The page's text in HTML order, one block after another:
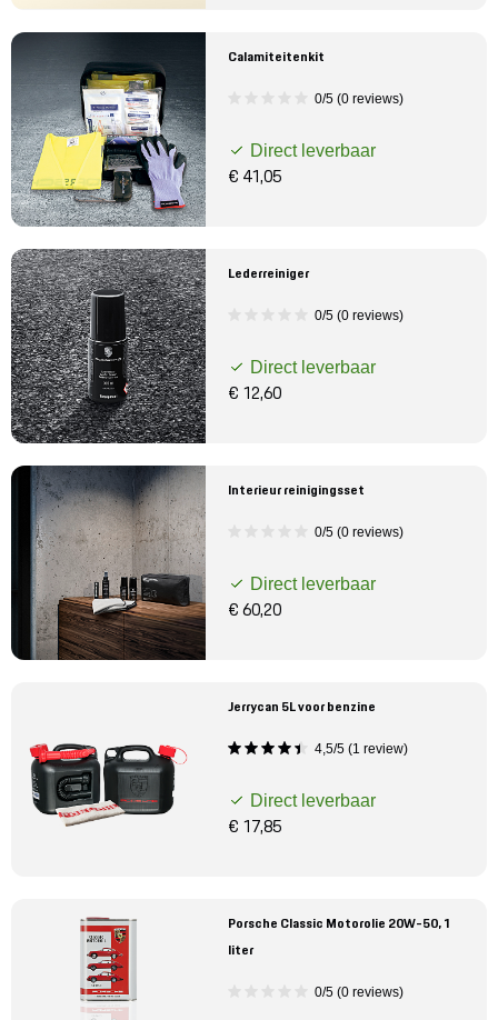
Calamiteitenkit
0/5 (0 reviews)
Direct leverbaar
€ 41,05
Lederreiniger
0/5 (0 reviews)
Direct leverbaar
€ 12,60
Interieur reinigingsset
0/5 (0 reviews)
Direct leverbaar
€ 60,20
Jerrycan 5L voor benzine
4,5/5 (1 review)
Direct leverbaar
€ 17,85
Porsche Classic Motorolie 20W-50, 1
liter
0/5 (0 reviews)